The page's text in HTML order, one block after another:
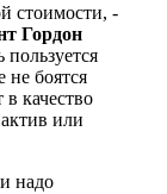
стоимости, -
Гордон
боятся
качество
или
надо